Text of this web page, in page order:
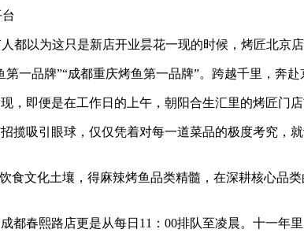
以为这只是新店开业昙花一现的时候，烤匠北京
品牌”“成都重庆烤鱼第一品牌”。跨越千里，奔赴
即便是在工作日的上午，朝阳合生汇里的烤匠门店
吸引眼球，仅仅凭着对每一道菜品的极度考究，
文化土壤，得麻辣烤鱼品类精髓，在深耕核心品
春熙路店更是从每日11：00排队至凌晨。十一年